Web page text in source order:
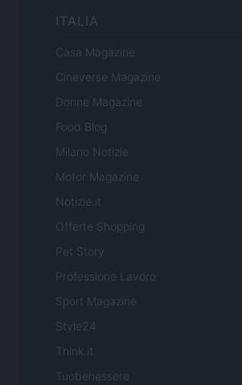
ITALIA
Casa Magazine
Cineverse Magazine
Donne Magazine
Food Blog
Milano Notizie
Motor Magazine
Notizie.it
Offerte Shopping
Pet Story
Professione Lavoro
Sport Magazine
Style24
Think.it
Tuobenessere